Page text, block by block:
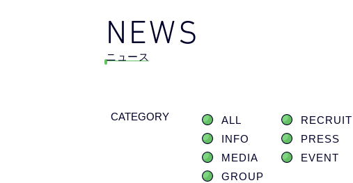
NEWS
ニュース
CATEGORY ALL
RECRUIT
INFO
PRESS
MEDIA
EVENT
GROUP